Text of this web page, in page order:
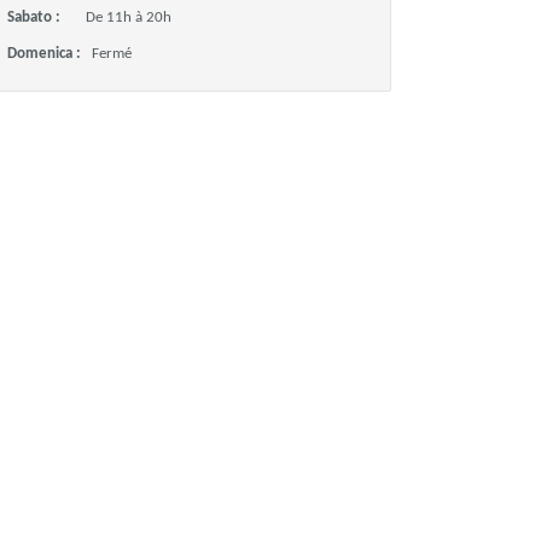
Sabato : De 11h à 20h
Domenica : Fermé